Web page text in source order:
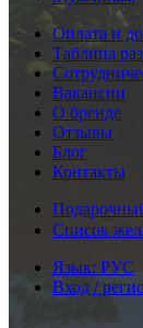
Оплата и
Таблица
Вакансии
О бренде
Отзывы
Блог
Контакты
Список
Язык: РУС
Вход /